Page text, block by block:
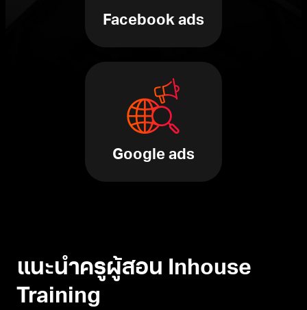
Facebook ads
Google ads
แนะนำครูผู้สอน Inhouse
Training